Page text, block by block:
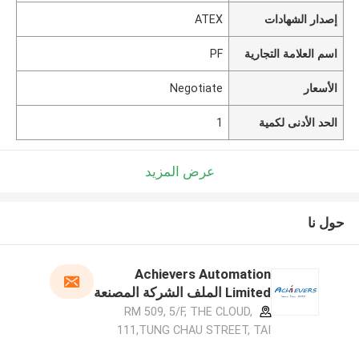
إصدار الشهادات ATEX
اسم العلامة التجارية PF
الأسعار Negotiate
الحد الأدنى لكمية 1
عرض المزيد
حول نا
Achievers Automation
Limited الملف الشركة المصنعة
RM 509, 5/F, THE CLOUD,
111,TUNG CHAU STREET, TAI